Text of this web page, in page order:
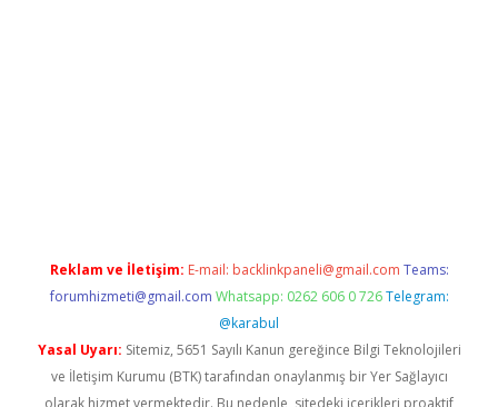
Reklam ve İletişim: E-mail: backlinkpaneli@gmail.com Teams:
forumhizmeti@gmail.com Whatsapp: 0262 606 0 726 Telegram:
@karabul
Yasal Uyarı: Sitemiz, 5651 Sayılı Kanun gereğince Bilgi Teknolojileri
ve İletişim Kurumu (BTK) tarafından onaylanmış bir Yer Sağlayıcı
olarak hizmet vermektedir. Bu nedenle, sitedeki içerikleri proaktif